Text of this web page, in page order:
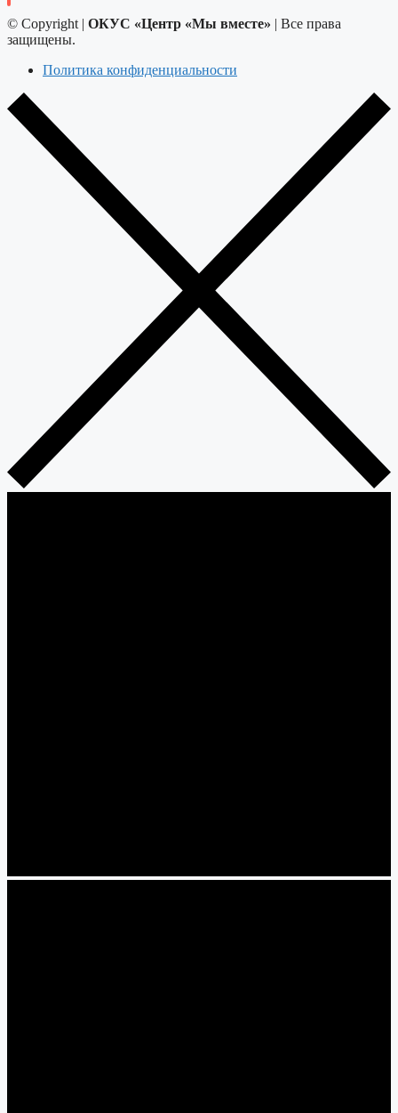
© Copyright | ОКУС «Центр «Мы вместе» | Все права
защищены.
Политика конфиденциальности